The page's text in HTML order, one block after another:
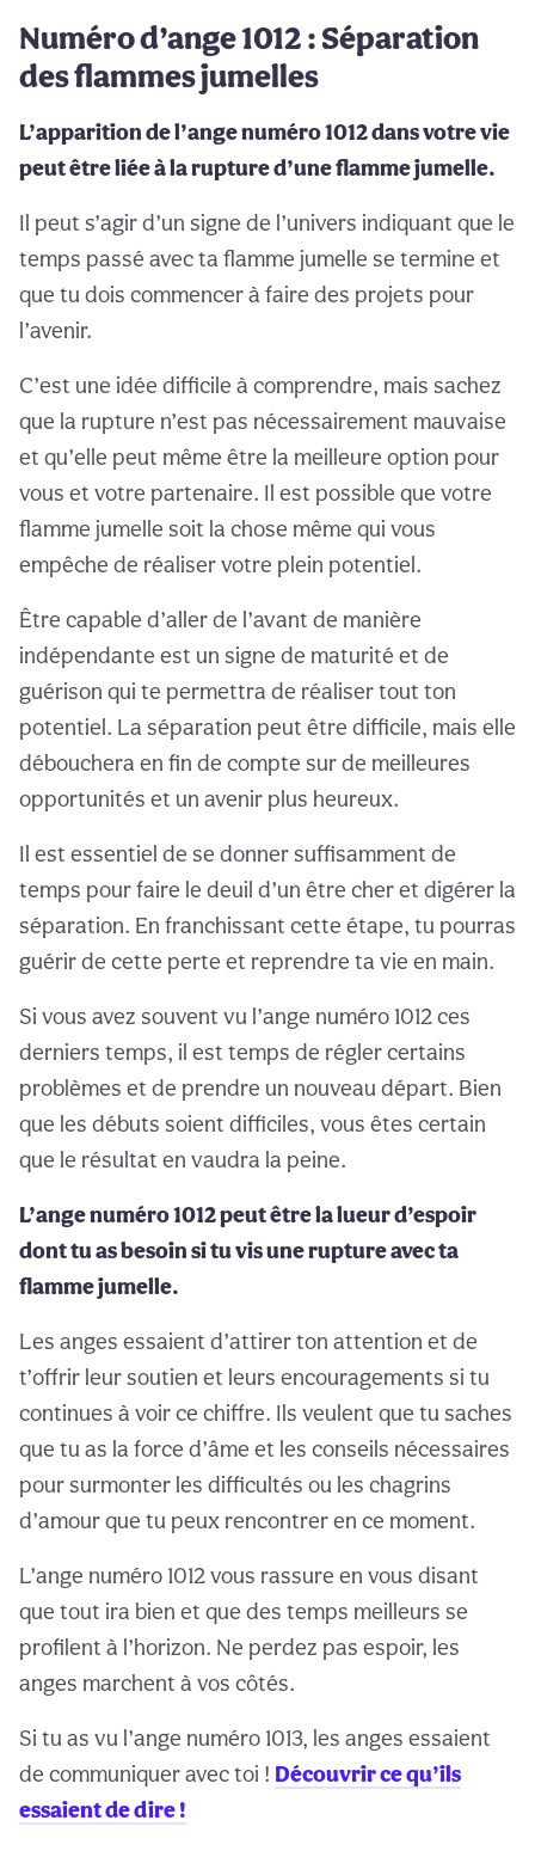
Numéro d’ange 1012 : Séparation
des flammes jumelles
L’apparition de l’ange numéro 1012 dans votre vie
peut être liée à la rupture d’une flamme jumelle.
Il peut s’agir d’un signe de l’univers indiquant que le
temps passé avec ta flamme jumelle se termine et
que tu dois commencer à faire des projets pour
l’avenir.
C’est une idée difficile à comprendre, mais sachez
que la rupture n’est pas nécessairement mauvaise
et qu’elle peut même être la meilleure option pour
vous et votre partenaire. Il est possible que votre
flamme jumelle soit la chose même qui vous
empêche de réaliser votre plein potentiel.
Être capable d’aller de l’avant de manière
indépendante est un signe de maturité et de
guérison qui te permettra de réaliser tout ton
potentiel. La séparation peut être difficile, mais elle
débouchera en fin de compte sur de meilleures
opportunités et un avenir plus heureux.
Il est essentiel de se donner suffisamment de
temps pour faire le deuil d’un être cher et digérer la
séparation. En franchissant cette étape, tu pourras
guérir de cette perte et reprendre ta vie en main.
Si vous avez souvent vu l’ange numéro 1012 ces
derniers temps, il est temps de régler certains
problèmes et de prendre un nouveau départ. Bien
que les débuts soient difficiles, vous êtes certain
que le résultat en vaudra la peine.
L’ange numéro 1012 peut être la lueur d’espoir
dont tu as besoin si tu vis une rupture avec ta
flamme jumelle.
Les anges essaient d’attirer ton attention et de
t’offrir leur soutien et leurs encouragements si tu
continues à voir ce chiffre. Ils veulent que tu saches
que tu as la force d’âme et les conseils nécessaires
pour surmonter les difficultés ou les chagrins
d’amour que tu peux rencontrer en ce moment.
L’ange numéro 1012 vous rassure en vous disant
que tout ira bien et que des temps meilleurs se
profilent à l’horizon. Ne perdez pas espoir, les
anges marchent à vos côtés.
Si tu as vu l’ange numéro 1013, les anges essaient
de communiquer avec toi ! Découvrir ce qu’ils
essaient de dire !